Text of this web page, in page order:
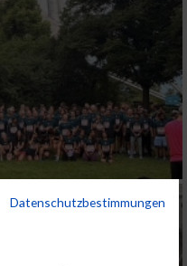
Datenschutzbestimmungen